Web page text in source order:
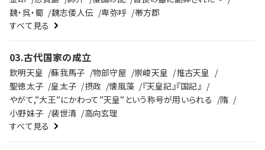
魏・呉・蜀
魏志倭人伝 卑弥呼
帯方郡
すべて見る
03.古代国家の成立
欽明天皇 蘇我馬子 物部守屋 崇峻天皇
推古天皇
聖徳太子
皇太子 摂政 懐風藻
『天皇記』『国記』
やがて,”大王”にかわって”天皇”という称号が用いられる
隋
小野妹子
裴世清
高向玄理
すべて見る